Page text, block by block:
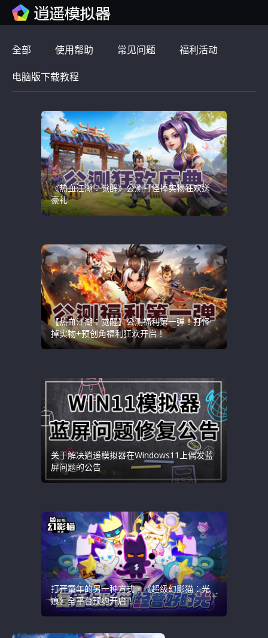
全部 使用帮助 常见问题 福利活动
电脑版下载教程
《热血江湖：觉醒》公测打怪掉实物狂欢送
豪礼
【热血江湖：觉醒】公测福利第一弹！打怪
掉实物+预创角福利狂欢开启！
关于解决逍遥模拟器在Windows11上偶发蓝
屏问题的公告
打开童年的另一种方式，《超级幻影猫：光
痕》全平台预约开启！